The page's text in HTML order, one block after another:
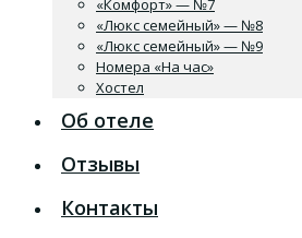
«Комфорт» — №7
«Люкс семейный» — №8
«Люкс семейный» — №9
Номера «На час»
Хостел
Об отеле
Отзывы
Контакты